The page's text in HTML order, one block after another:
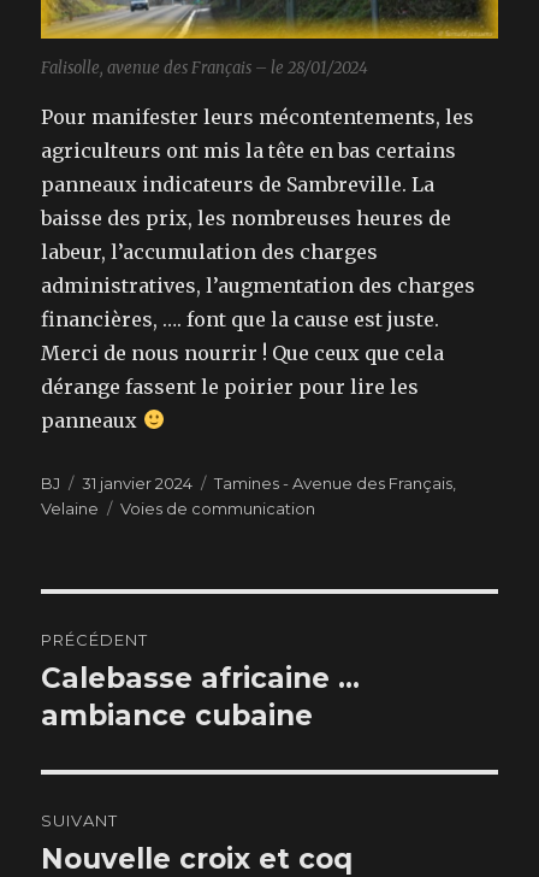
Falisolle, avenue des Français – le 28/01/2024
Pour manifester leurs mécontentements, les
agriculteurs ont mis la tête en bas certains
panneaux indicateurs de Sambreville. La
baisse des prix, les nombreuses heures de
labeur, l’accumulation des charges
administratives, l’augmentation des charges
financières, …. font que la cause est juste.
Merci de nous nourrir ! Que ceux que cela
dérange fassent le poirier pour lire les
panneaux
Auteur
BJ
Publié
le
31 janvier 2024 Catégories
Tamines - Avenue des Français
Velaine
Étiquettes
Voies de communication
de
l’article
PRÉCÉDENT
Article
précédent :
Calebasse africaine …
ambiance cubaine
SUIVANT
Article
Nouvelle croix et coq